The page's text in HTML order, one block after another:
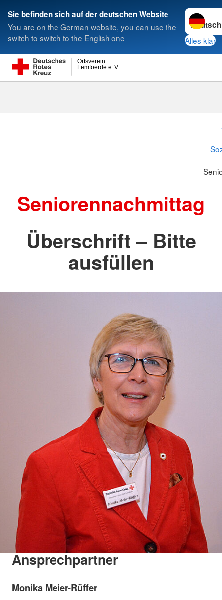
Sie befinden sich auf der deutschen Website
You are on the German website, you can use the
switch to switch to the English one
Sprache
Alles klar
Lemfoerde e. V.
Ortsverein
Suche
Seniorennachmittag
Überschrift – Bitte
ausfüllen
Ansprechpartner
Monika Meier-Rüffer